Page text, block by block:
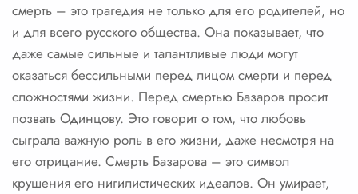
смерть – это трагедия не только для его родителей, но
и для всего русского общества. Она показывает, что
даже самые сильные и талантливые люди могут
оказаться бессильными перед лицом смерти и перед
сложностями жизни. Перед смертью Базаров просит
позвать Одинцову. Это говорит о том, что любовь
сыграла важную роль в его жизни, даже несмотря на
его отрицание. Смерть Базарова – это символ
крушения его нигилистических идеалов. Он умирает,